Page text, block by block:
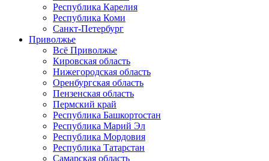
Республика Карелия
Республика Коми
Санкт-Петербург
Приволжье
Всё Приволжье
Кировская область
Нижегородская область
Оренбургская область
Пензенская область
Пермский край
Республика Башкортостан
Республика Марий Эл
Республика Мордовия
Республика Татарстан
Самарская область